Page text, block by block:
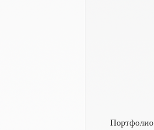
Портфолио